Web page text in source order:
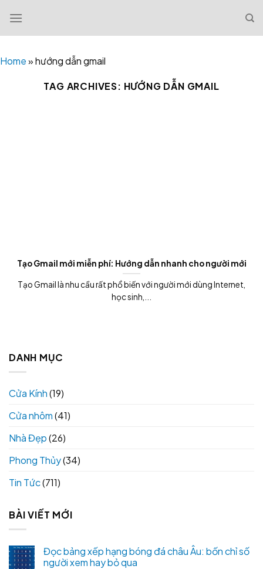
content
Home»hướng dẫn gmail
TAG ARCHIVES: HƯỚNG DẪN GMAIL
Tạo Gmail mới miễn phí: Hướng dẫn nhanh cho người mới
Tạo Gmail là nhu cầu rất phổ biến với người mới dùng Internet,
học sinh,...
DANH MỤC
Cửa Kính(19)
Cửa nhôm(41)
Nhà Đẹp(26)
Phong Thủy(34)
Tin Tức(711)
BÀI VIẾT MỚI
Đọc bảng xếp hạng bóng đá châu Âu: bốn chỉ số
người xem hay bỏ qua